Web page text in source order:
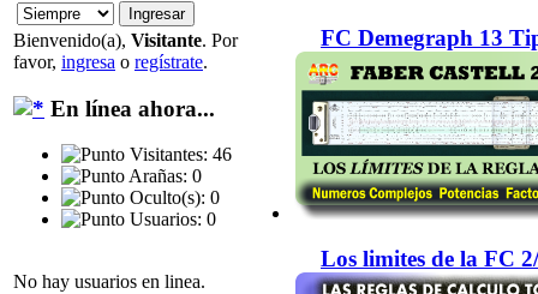
Bienvenido(a), Visitante. Por
favor, ingresa o regístrate.
En línea ahora...
Visitantes: 46
Arañas: 0
Oculto(s): 0
Usuarios: 0
No hay usuarios en linea.
FC Demegraph 13
Los limites de la FC